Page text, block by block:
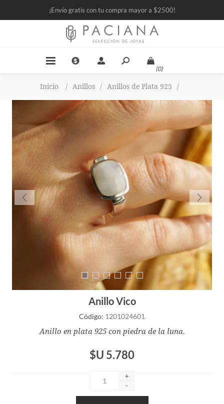
¡Envío gratis con tu compra mayor a $2500!
(0)
Inicio / Anillos / Anillos de Plata 925 /
Anillo Vico
Código: 1201024601
Anillo en plata 925 con piedra de la luna.
$U 5.780
+
-